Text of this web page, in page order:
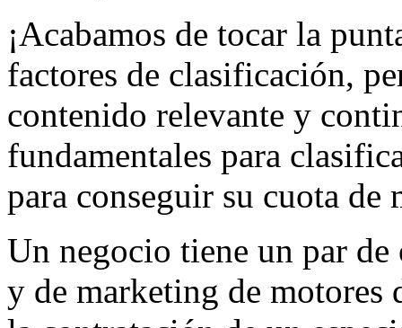
¡Acabamos de tocar la
factores de clasificación,
contenido relevante y
fundamentales para
para conseguir su cuota de
Un negocio tiene un par de
y de marketing de motores